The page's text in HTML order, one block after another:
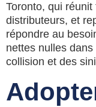
Toronto, qui
distributeurs, et
répondre au
nettes nulles
collision et des